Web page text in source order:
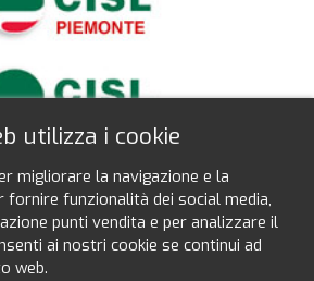
anche su facebook
utilizza i cookie
migliorare la navigazione e la
fornire funzionalità dei social media,
punti vendita e per analizzare il
ai nostri cookie se continui ad
web.